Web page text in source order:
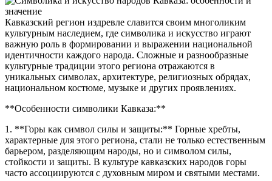
Кавказский регион издревле славится своим многоликим
культурным наследием, где символика и искусство играют
важную роль в формировании и выражении национальной
идентичности каждого народа. Сложные и разнообразные
культурные традиции этого региона отражаются в
уникальных символах, архитектуре, религиозных обрядах,
национальном костюме, музыке и других проявлениях.
**Особенности символики Кавказа:**
1. **Горы как символ силы и защиты:** Горные хребты,
характерные для этого региона, стали не только естественным
барьером, разделяющим народы, но и символом силы,
стойкости и защиты. В культуре кавказских народов горы
часто ассоциируются с духовным миром и святыми местами.